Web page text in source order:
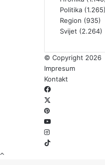
Politika (1.265)
Region (935)
Svijet (2.264)
© Copyright 2026
Impresum
Kontakt